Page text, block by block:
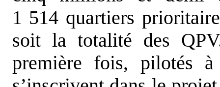
1 514 quartiers
soit la totalité des
première fois, pilotés à